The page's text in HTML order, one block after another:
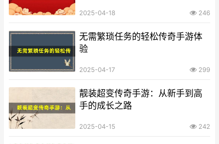
2025-04-18 246
无需繁琐任务的轻松传奇手游体
验
2025-04-17 299
靓装超变传奇手游：从新手到高
手的成长之路
2025-04-15 242